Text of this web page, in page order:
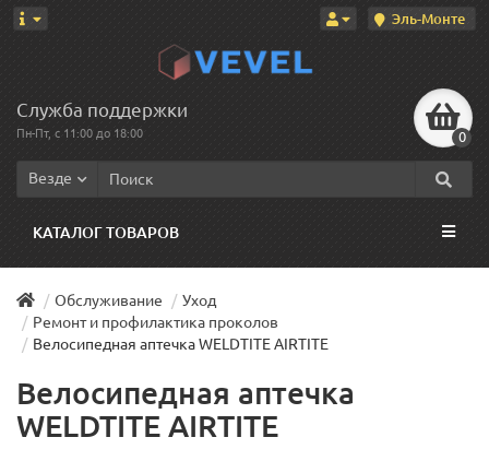
Эль-Монте
Служба поддержки
Пн-Пт, с 11:00 до 18:00 0
Везде
КАТАЛОГ ТОВАРОВ
Обслуживание
Уход
Ремонт и профилактика проколов
Велосипедная аптечка WELDTITE AIRTITE
Велосипедная аптечка
WELDTITE AIRTITE